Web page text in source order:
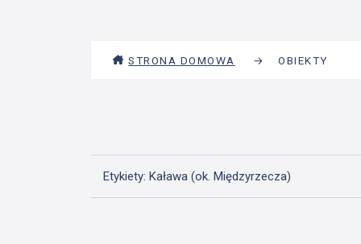
STRONA DOMOWA → OBIEKTY
Etykiety: Kaława (ok. Międzyrzecza)